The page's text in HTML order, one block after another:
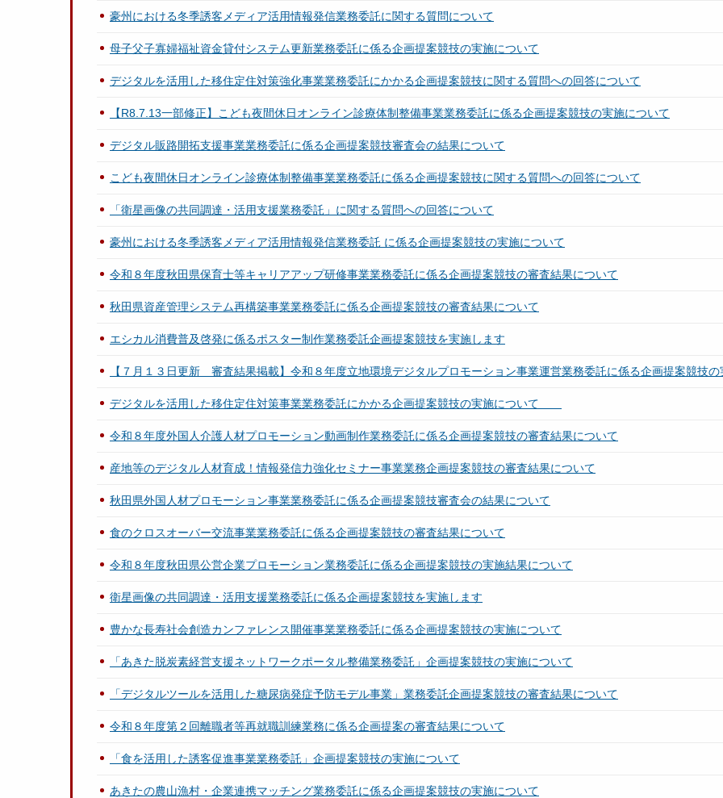
豪州における冬季誘客メディア活用情報発信業務委託に関する質問について
母子父子寡婦福祉資金貸付システム更新業務委託に係る企画提案競技の実施について
デジタルを活用した移住定住対策強化事業業務委託にかかる企画提案競技に関する質問への回答について
【R8.7.13一部修正】こども夜間休日オンライン診療体制整備事業業務委託に係る企画提案競技の実施について
デジタル販路開拓支援事業業務委託に係る企画提案競技審査会の結果について
こども夜間休日オンライン診療体制整備事業業務委託に係る企画提案競技に関する質問への回答について
「衛星画像の共同調達・活用支援業務委託」に関する質問への回答について
豪州における冬季誘客メディア活用情報発信業務委託 に係る企画提案競技の実施について
令和８年度秋田県保育士等キャリアアップ研修事業業務委託に係る企画提案競技の審査結果について
秋田県資産管理システム再構築事業業務委託に係る企画提案競技の審査結果について
エシカル消費普及啓発に係るポスター制作業務委託企画提案競技を実施します
【７月１３日更新 審査結果掲載】令和８年度立地環境デジタルプロモーション事業運営業務委託に係る企画提案競技の
デジタルを活用した移住定住対策事業業務委託にかかる企画提案競技の実施について
令和８年度外国人介護人材プロモーション動画制作業務委託に係る企画提案競技の審査結果について
産地等のデジタル人材育成！情報発信力強化セミナー事業業務企画提案競技の審査結果について
秋田県外国人材プロモーション事業業務委託に係る企画提案競技審査会の結果について
食のクロスオーバー交流事業業務委託に係る企画提案競技の審査結果について
令和８年度秋田県公営企業プロモーション業務委託に係る企画提案競技の実施結果について
衛星画像の共同調達・活用支援業務委託に係る企画提案競技を実施します
豊かな長寿社会創造カンファレンス開催事業業務委託に係る企画提案競技の実施について
「あきた脱炭素経営支援ネットワークポータル整備業務委託」企画提案競技の実施について
「デジタルツールを活用した糖尿病発症予防モデル事業」業務委託企画提案競技の審査結果について
令和８年度第２回離職者等再就職訓練業務に係る企画提案の審査結果について
「食を活用した誘客促進事業業務委託」企画提案競技の実施について
あきたの農山漁村・企業連携マッチング業務委託に係る企画提案競技の実施について